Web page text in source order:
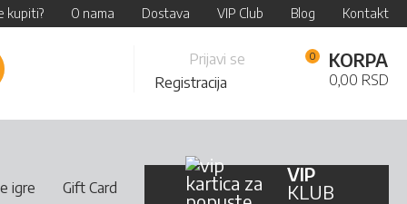
kupiti? O nama Dostava VIP Club Blog Kontakt
Content
Prijavi se
Registracija
KORPA
0,00 RSD
igre Gift Card
VIP
KLUB